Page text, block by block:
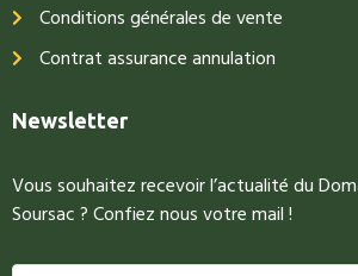
Conditions générales de vente
Contrat assurance annulation
Newsletter
Vous souhaitez recevoir l’actualité du
Soursac ? Confiez nous votre mail !